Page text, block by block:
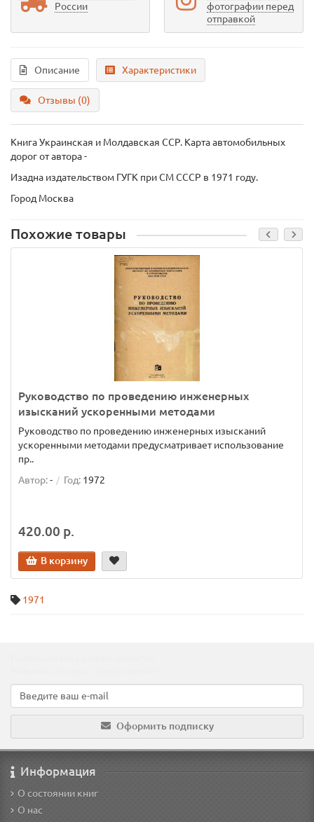
России
фотографии перед
отправкой
Описание Характеристики
Отзывы (0)
Книга Украинская и Молдавская ССР. Карта автомобильных
дорогот автора -
Изадна издательством ГУГК при СМ СССР в 1971 году.
Город Москва
Похожие товары
Руководство по проведению инженерных
изысканий ускоренными методами
Руководство по проведению инженерных изысканий
ускоренными методами предусматривает использование
пр..
Автор:- Год: 1972
420.00 р.
В корзину
1971
Оформить подписку
Информация
О состоянии книг
О нас